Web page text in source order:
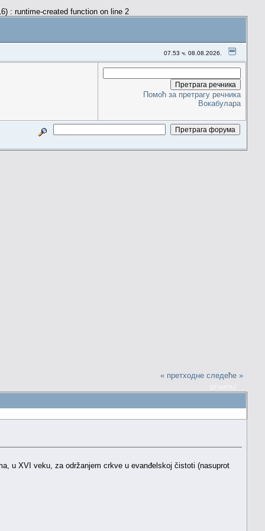
: runtime-created function on line 2
07.53 ч. 08.08.2026.
Помоћ за претрагу речника
Вокабулара
« претходне следеће »
u XVI veku, za održanjem crkve u evanđelskoj čistoti (nasuprot